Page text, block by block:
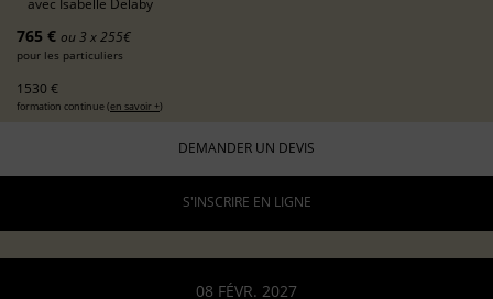
avec Isabelle Delaby
765 € ou 3 x 255€
pour les particuliers
1530 €
formation continue (en savoir +)
DEMANDER UN DEVIS
S'INSCRIRE EN LIGNE
08 FÉVR. 2027